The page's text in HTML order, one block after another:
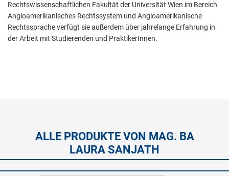
Rechtswissenschaftlichen Fakultät der Universität Wien im Bereich
Angloamerikanisches Rechtssystem und Angloamerikanische
Rechtssprache verfügt sie außerdem über jahrelange Erfahrung in
der Arbeit mit Studierenden und PraktikerInnen.
ALLE PRODUKTE VON MAG. BA
LAURA SANJATH